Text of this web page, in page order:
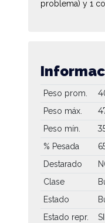
problema) y 1
Peso prom.
Peso máx.
Peso mín.
% Pesada
Destarado
Clase
Estado
Estado repr.